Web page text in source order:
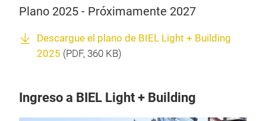
Plano 2025 - Próximamente 2027
Descargue el plano de BIEL Light + Building
2025 (PDF, 360 KB)
Ingreso a BIEL Light + Building